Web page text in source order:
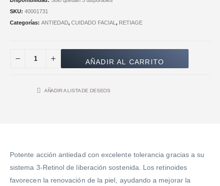
SKU: 40001731
Categorías: ANTIEDAD, CUIDADO FACIAL , RETIAGE
AÑADIR AL CARRITO
AÑADIR A LISTA DE DESEOS
Potente acción antiedad con excelente tolerancia gracias a su
sistema 3-Retinol de liberación sostenida. Los retinoides
favorecen la renovación de la piel, ayudando a mejorar la